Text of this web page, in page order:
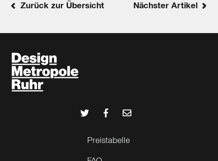
Zurück zur Übersicht Nächster Artikel
Preistabelle